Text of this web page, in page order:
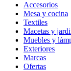
Accesorios
Mesa y cocina
Textiles
Macetas y
Muebles y
Exteriores
Marcas
Ofertas